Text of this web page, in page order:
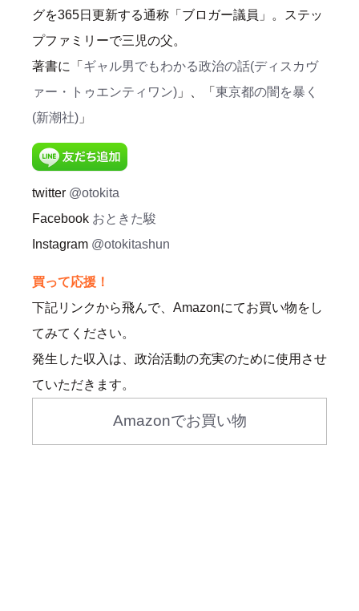
グを365日更新する通称「ブロガー議員」。ステッ
プファミリーで三児の父。
著書に「 ギャル男でもわかる政治の話(ディスカヴ
ァー・トゥエンティワン) 」、「 東京都の闇を暴く
(新潮社) 」
twitter @otokita
Facebook おときた駿
Instagram @otokitashun
買って応援！
下記リンクから飛んで、Amazonにてお買い物をし
てみてください。
発生した収入は、政治活動の充実のために使用させ
ていただきます。
Amazonでお買い物